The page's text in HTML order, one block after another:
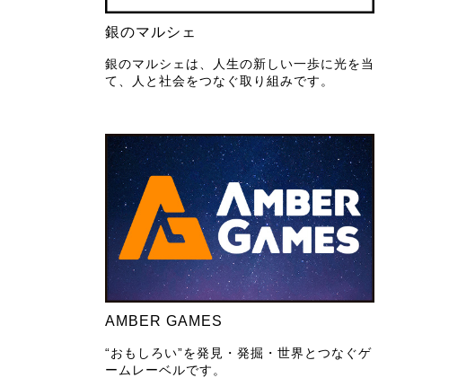
銀のマルシェ
銀のマルシェは、人生の新しい一歩に光を当
て、人と社会をつなぐ取り組みです。
AMBER GAMES
“おもしろい”を発見・発掘・世界とつなぐゲ
ームレーベルです。